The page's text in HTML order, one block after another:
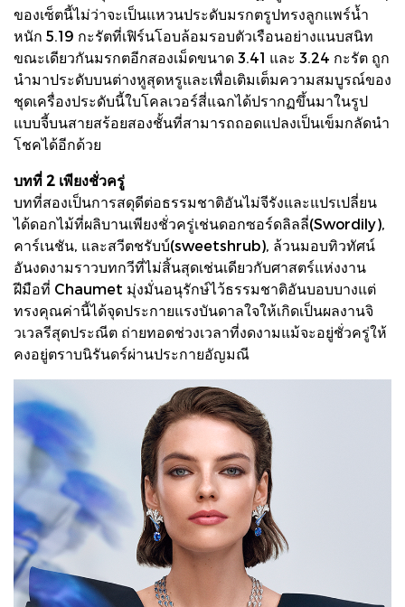
ของเซ็ตนี้ไม่ว่าจะเป็นแหวนประดับมรกตรูปทรงลูกแพร์น้ำ
หนัก 5.19 กะรัตที่เฟิร์นโอบล้อมรอบตัวเรือนอย่างแนบสนิท
ขณะเดียวกันมรกตอีกสองเม็ดขนาด 3.41 และ 3.24 กะรัต ถูก
นำมาประดับบนต่างหูสุดหรูและเพื่อเติมเต็มความสมบูรณ์ของ
ชุดเครื่องประดับนี้ใบโคลเวอร์สี่แฉกได้ปรากฏขึ้นมาในรูป
แบบจี้บนสายสร้อยสองชั้นที่สามารถถอดแปลงเป็นเข็มกลัดนำ
โชคได้อีกด้วย
บทที่ 2 เพียงชั่วครู่
บทที่สองเป็นการสดุดีต่อธรรมชาติอันไม่จีรังและแปรเปลี่ยน
ได้ดอกไม้ที่ผลิบานเพียงชั่วครู่เช่นดอกซอร์ดลิลลี่(Swordily),
คาร์เนชัน, และสวีตชรับบ์(sweetshrub), ล้วนมอบทิวทัศน์
อันงดงามราวบทกวีที่ไม่สิ้นสุดเช่นเดียวกับศาสตร์แห่งงาน
ฝีมือที่ Chaumet มุ่งมั่นอนุรักษ์ไว้ธรรมชาติอันบอบบางแต่
ทรงคุณค่านี้ได้จุดประกายแรงบันดาลใจให้เกิดเป็นผลงานจิ
วเวลรีสุดประณีต ถ่ายทอดช่วงเวลาที่งดงามแม้จะอยู่ชั่วครู่ให้
คงอยู่ตราบนิรันดร์ผ่านประกายอัญมณี